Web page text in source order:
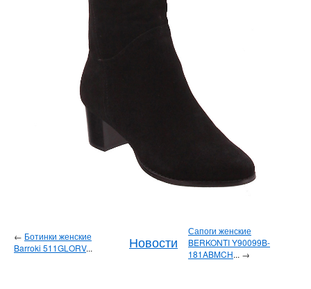
← Ботинки женские
Barroki 511GLORV... Новости
Сапоги женские
BERKONTI Y90099B-
181ABMCH... →